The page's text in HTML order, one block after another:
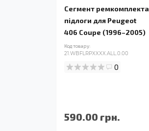
Сегмент ремкомплекта
підлоги для Peugeot
406 Coupe (1996–2005)
Код товару:
21.WBFLRPXXXX.ALL.0.00
0
590.00 грн.